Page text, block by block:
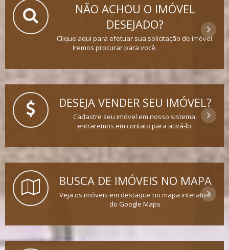
NÃO ACHOU O IMÓVEL
DESEJADO?
Clique aqui para efetuar sua solicitação de imóvel.
Iremos procurar para você.
DESEJA VENDER SEU IMÓVEL?
Cadastre seu imóvel em nosso sistema,
entraremos em contato para ativá-lo.
BUSCA DE IMÓVEIS NO MAPA
Veja os imóveis em destaque no mapa interativo
do Google Maps